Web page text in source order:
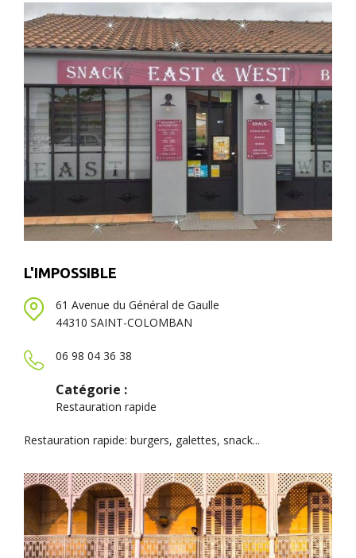
L'IMPOSSIBLE
61 Avenue du Général de Gaulle
44310 SAINT-COLOMBAN
06 98 04 36 38
Catégorie :
Restauration rapide
Restauration rapide: burgers, galettes, snack...